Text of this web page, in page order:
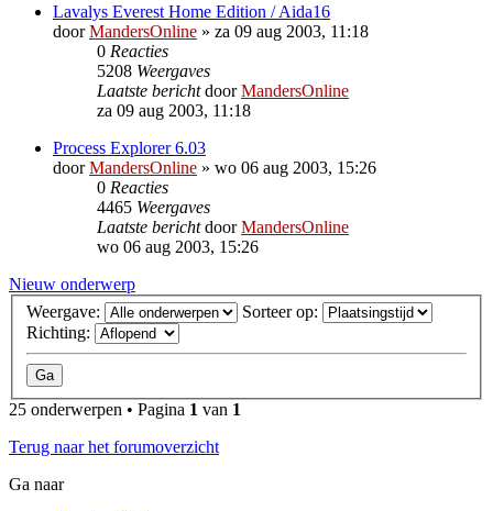
Lavalys Everest Home Edition / Aida16
doorMandersOnline » za 09 aug 2003, 11:18
0 Reacties
5208 Weergaves
Laatste berichtdoorMandersOnline
za 09 aug 2003, 11:18
Process Explorer 6.03
doorMandersOnline » wo 06 aug 2003, 15:26
0 Reacties
4465 Weergaves
Laatste berichtdoorMandersOnline
wo 06 aug 2003, 15:26
Nieuw onderwerp
Weergave:
Sorteer op:
Richting:
25 onderwerpen • Pagina 1 van 1
Terug naar het forumoverzicht
Ga naar